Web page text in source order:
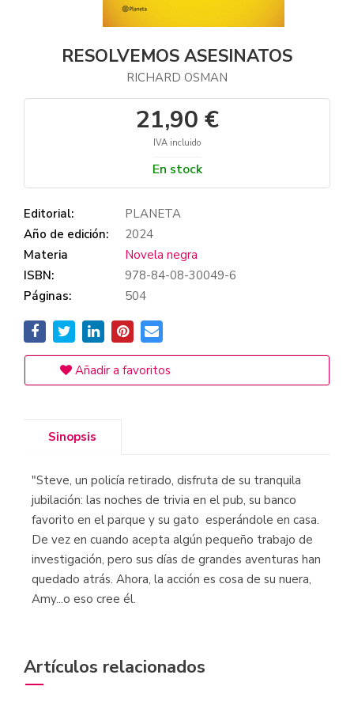
RESOLVEMOS ASESINATOS
RICHARD OSMAN
21,90 €
IVA incluido
En stock
Editorial:
PLANETA
Año de edición:
2024
Materia
Novela negra
ISBN:
978-84-08-30049-6
Páginas:
504
Añadir a favoritos
Sinopsis
"Steve, un policía retirado, disfruta de su tranquila
jubilación: las noches de trivia en el pub, su banco
favorito en el parque y su gato esperándole en casa.
De vez en cuando acepta algún pequeño trabajo de
investigación, pero sus días de grandes aventuras han
quedado atrás. Ahora, la acción es cosa de su nuera,
Amy...o eso cree él.
Artículos relacionados